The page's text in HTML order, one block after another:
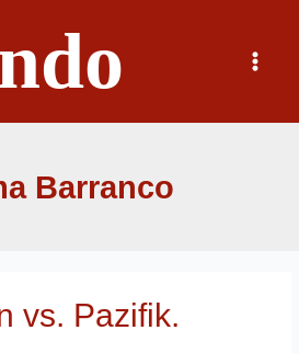
Main
Menu
Barranco
vs. Pazifik.